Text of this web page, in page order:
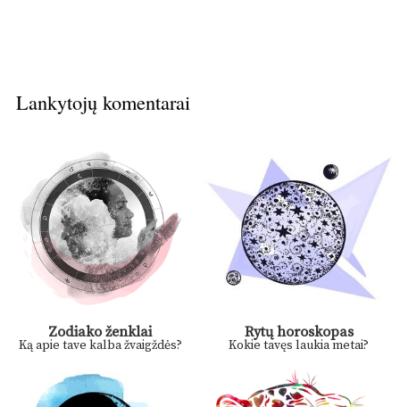
Lankytojų komentarai
Zodiako ženklai
Ką apie tave kalba žvaigždės?
Rytų horoskopas
Kokie tavęs laukia metai?